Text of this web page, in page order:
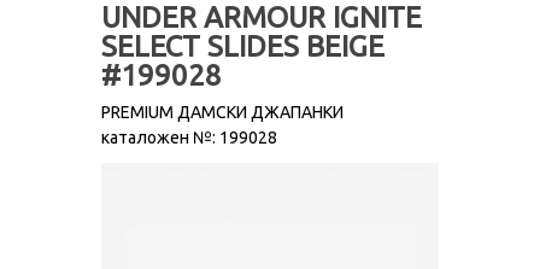
UNDER ARMOUR IGNITE
SELECT SLIDES BEIGE
#199028
PREMIUM ДАМСКИ ДЖАПАНКИ
каталожен №: 199028